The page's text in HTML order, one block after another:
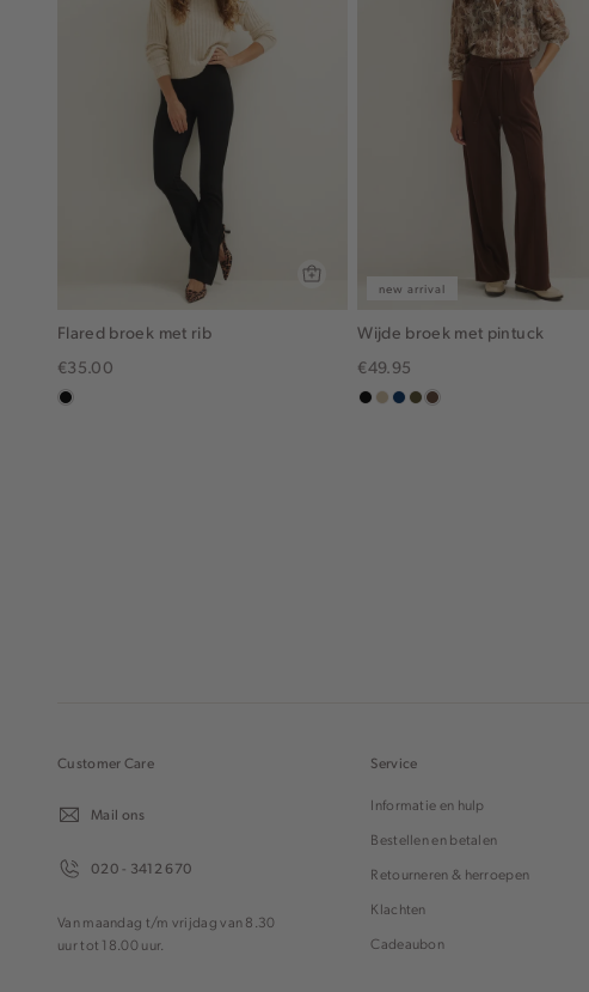
Flared broek met rib
€35.00
zwart
new arrival
Wijde broek met pintuck
€49.95
zwart
lichtzand
donkerblauw
groen,
donkerbruin
Customer Care
Mail ons
020 - 3412 670
Van maandag t/m vrijdag van 8.30
uur tot 18.00 uur.
Service
Informatie en hulp
Bestellen en betalen
Retourneren & herroepen
Klachten
Cadeaubon